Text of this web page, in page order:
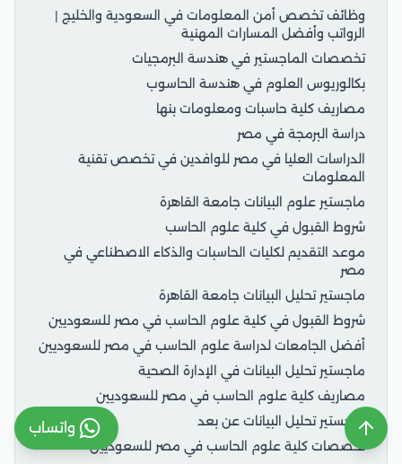
وظائف تخصص أمن المعلومات في السعودية والخليج |
الرواتب وأفضل المسارات المهنية
تخصصات الماجستير في هندسة البرمجيات
بكالوريوس العلوم في هندسة الحاسوب
مصاريف كلية حاسبات ومعلومات بنها
دراسة البرمجة في مصر
الدراسات العليا في مصر للوافدين في تخصص تقنية
المعلومات
ماجستير علوم البيانات جامعة القاهرة
شروط القبول في كلية علوم الحاسب
موعد التقديم لكليات الحاسبات والذكاء الاصطناعي في
مصر
ماجستير تحليل البيانات جامعة القاهرة
شروط القبول في كلية علوم الحاسب في مصر للسعوديين
أفضل الجامعات لدراسة علوم الحاسب في مصر للسعوديين
ماجستير تحليل البيانات في الإدارة الصحية
مصاريف كلية علوم الحاسب في مصر للسعوديين
ماجستير تحليل البيانات عن بعد
تخصصات كلية علوم الحاسب في مصر للسعوديين
واتساب